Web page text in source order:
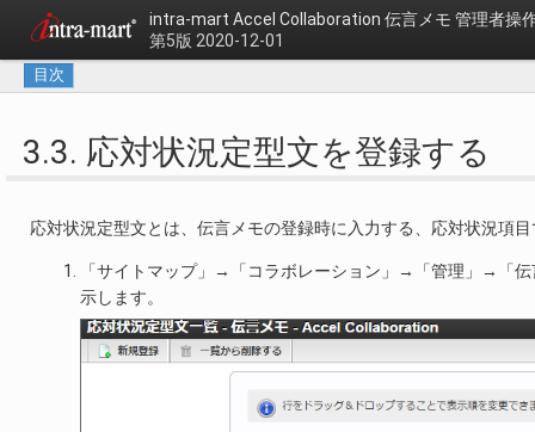
intra-mart Accel Collaboration 伝言メモ 管理者操
第5版 2020-12-01
目次
3.3. 応対状況定型文を登録する
応対状況定型文とは、伝言メモの登録時に入力する、応対状況項
「サイトマップ」→「コラボレーション」→「管理」→「
示します。